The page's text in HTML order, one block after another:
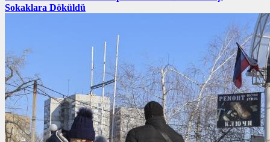
Sokaklara Döküldü